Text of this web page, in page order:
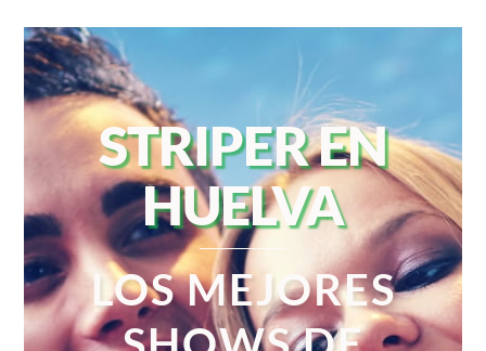
STRIPER EN
HUELVA
LOS MEJORES